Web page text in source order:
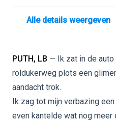
Alle details weergeven
PUTH, LB — Ik zat in de
roldukerweg plots een
aandacht trok.
Ik zag tot mijn verbazing
even kantelde wat nog